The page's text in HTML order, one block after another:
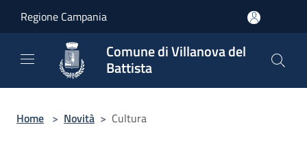
Regione Campania
Comune di Villanova del
Battista
Home > Novità > Cultura